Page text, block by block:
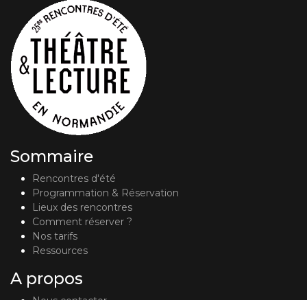
Sommaire
Rencontres d'été
Programmation & Réservation
Lieux des rencontres
Comment réserver ?
Nos tarifs
Ressources
A propos